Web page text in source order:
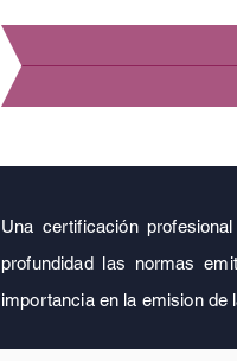
Una certificación
profundidad las normas
importancia en la emision de